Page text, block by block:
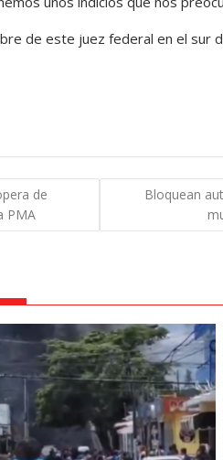
de este juez federal en el sur
de
PMA
Bloquean